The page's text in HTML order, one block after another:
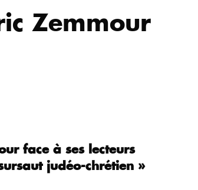
Zemmour
face à ses lecteurs
judéo-chrétien »